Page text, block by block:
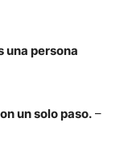
una persona
un solo paso. –